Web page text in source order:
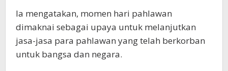
Ia mengatakan, momen hari pahlawan
dimaknai sebagai upaya untuk melanjutkan
jasa-jasa para pahlawan yang telah berkorban
untuk bangsa dan negara.